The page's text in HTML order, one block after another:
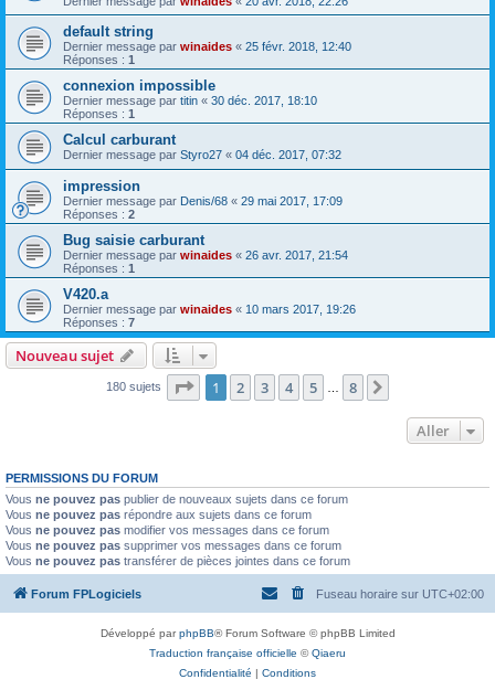
default string
Dernier message par winaides « 25 févr. 2018, 12:40
Réponses : 1
connexion impossible
Dernier message par titin « 30 déc. 2017, 18:10
Réponses : 1
Calcul carburant
Dernier message par Styro27 « 04 déc. 2017, 07:32
impression
Dernier message par Denis/68 « 29 mai 2017, 17:09
Réponses : 2
Bug saisie carburant
Dernier message par winaides « 26 avr. 2017, 21:54
Réponses : 1
V420.a
Dernier message par winaides « 10 mars 2017, 19:26
Réponses : 7
Nouveau sujet
180 sujets Page 1sur8
1 2 3 4 5 8
Aller
PERMISSIONS DU FORUM
Vous ne pouvez pas publier de nouveaux sujets dans ce forum
Vous ne pouvez pas répondre aux sujets dans ce forum
Vous ne pouvez pas modifier vos messages dans ce forum
Vous ne pouvez pas supprimer vos messages dans ce forum
Vous ne pouvez pas transférer de pièces jointes dans ce forum
Forum FPLogiciels Fuseau horaire sur UTC+02:00
Développé parphpBB® Forum Software © phpBB Limited
Traduction française officielle ©Qiaeru
Confidentialité | Conditions